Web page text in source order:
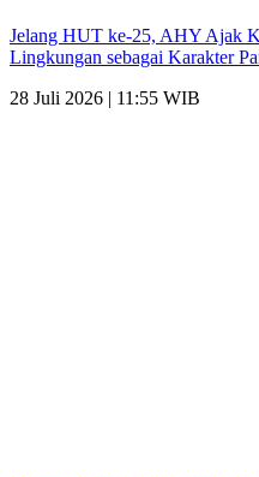
Jelang HUT ke-25, AHY Ajak
Lingkungan sebagai Karakter
28 Juli 2026 | 11:55 WIB